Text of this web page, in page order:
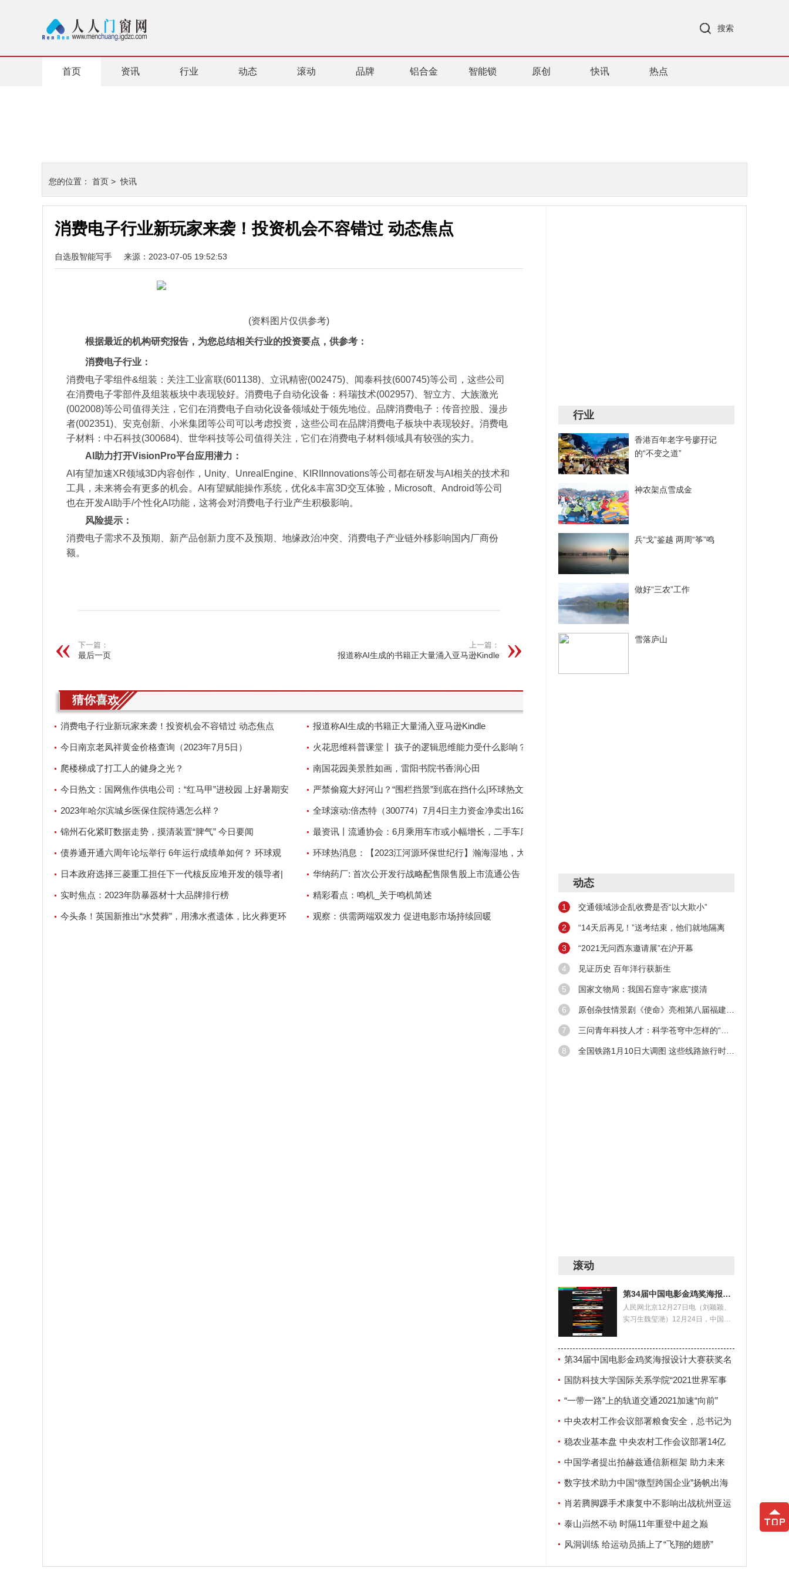
搜索
首页 资讯 行业 动态 滚动 品牌 铝合金 智能锁 原创 快讯 热点
您的位置： 首页 >快讯
消费电子行业新玩家来袭！投资机会不容错过 动态焦点
自选股智能写手 来源：2023-07-05 19:52:53
(资料图片仅供参考)
根据最近的机构研究报告，为您总结相关行业的投资要点，供参考：
消费电子行业：
消费电子零组件&组装：关注工业富联(601138)、立讯精密(002475)、闻泰科技(600745)等公司，这些公司
在消费电子零部件及组装板块中表现较好。消费电子自动化设备：科瑞技术(002957)、智立方、大族激光
(002008)等公司值得关注，它们在消费电子自动化设备领域处于领先地位。品牌消费电子：传音控股、漫步
者(002351)、安克创新、小米集团等公司可以考虑投资，这些公司在品牌消费电子板块中表现较好。消费电
子材料：中石科技(300684)、世华科技等公司值得关注，它们在消费电子材料领域具有较强的实力。
AI助力打开VisionPro平台应用潜力：
AI有望加速XR领域3D内容创作，Unity、UnrealEngine、KIRIInnovations等公司都在研发与AI相关的技术和
工具，未来将会有更多的机会。AI有望赋能操作系统，优化&丰富3D交互体验，Microsoft、Android等公司
也在开发AI助手/个性化AI功能，这将会对消费电子行业产生积极影响。
风险提示：
消费电子需求不及预期、新产品创新力度不及预期、地缘政治冲突、消费电子产业链外移影响国内厂商份
额。
下一篇：
最后一页
上一篇：
报道称AI生成的书籍正大量涌入亚马逊Kindle
猜你喜欢
消费电子行业新玩家来袭！投资机会不容错过 动态焦点 报道称AI生成的书籍正大量涌入亚马逊Kindle
今日南京老凤祥黄金价格查询（2023年7月5日） 火花思维科普课堂丨 孩子的逻辑思维能力受什么影响？
爬楼梯成了打工人的健身之光？ 南国花园美景胜如画，雷阳书院书香润心田
今日热文：国网焦作供电公司：“红马甲”进校园 上好暑期安
全第一课
严禁偷窥大好河山？“围栏挡景”到底在挡什么|环球热文
2023年哈尔滨城乡医保住院待遇怎么样？ 全球滚动:倍杰特（300774）7月4日主力资金净卖出162.60
万元
锦州石化紧盯数据走势，摸清装置“脾气” 今日要闻 最资讯丨流通协会：6月乘用车市或小幅增长，二手车库存
处历史高位
债券通开通六周年论坛举行 6年运行成绩单如何？ 环球观
天下
环球热消息：【2023江河源环保世纪行】瀚海湿地，大自
然的珍贵礼物
日本政府选择三菱重工担任下一代核反应堆开发的领导者|
世界快资讯
华纳药厂: 首次公开发行战略配售限售股上市流通公告
实时焦点：2023年防暴器材十大品牌排行榜 精彩看点：鸣机_关于鸣机简述
今头条！英国新推出“水焚葬”，用沸水煮遗体，比火葬更环 观察：供需两端双发力 促进电影市场持续回暖
行业
香港百年老字号廖孖记
的“不变之道”
神农架点雪成金
兵“戈”鉴越 两周“筝”鸣
做好“三农”工作
雪落庐山
动态
1 交通领域涉企乱收费是否“以大欺小”
2 “14天后再见！”送考结束，他们就地隔离
3 “2021无问西东邀请展”在沪开幕
4 见证历史 百年洋行获新生
5 国家文物局：我国石窟寺“家底”摸清
6 原创杂技情景剧《使命》亮相第八届福建艺术节
7 三问青年科技人才：科学苍穹中怎样的“新星”在闪耀
8 全国铁路1月10日大调图 这些线路旅行时间缩短！
滚动
第34届中国电影金鸡奖海报设计大赛获奖名单揭晓
人民网北京12月27日电（刘颖颖、
实习生魏玺滟）12月24日，中国电
第34届中国电影金鸡奖海报设计大赛获奖名
单揭晓
国防科技大学国际关系学院“2021世界军事
安全论坛”在南京举行
“一带一路”上的轨道交通2021加速“向前”
中央农村工作会议部署粮食安全，总书记为
何强调这两个字？
稳农业基本盘 中央农村工作会议部署14亿
人“饭碗”大事
中国学者提出拍赫兹通信新框架 助力未来
6G发展
数字技术助力中国“微型跨国企业”扬帆出海
肖若腾脚踝手术康复中不影响出战杭州亚运
会泰山岿然不动 时隔11年重登中超之巅
风洞训练 给运动员插上了“飞翔的翅膀”